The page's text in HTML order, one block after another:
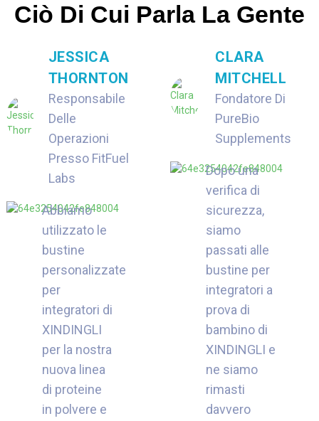
Ciò Di Cui Parla La Gente
JESSICA
THORNTON
Responsabile
Delle
Operazioni
Presso FitFuel
Labs
Abbiamo
utilizzato le
bustine
personalizzate
per
integratori di
XINDINGLI
per la nostra
nuova linea
di proteine ​​
in polvere e
CLARA
MITCHELL
Fondatore Di
PureBio
Supplements
Dopo una
verifica di
sicurezza,
siamo
passati alle
bustine per
integratori a
prova di
bambino di
XINDINGLI e
ne siamo
rimasti
davvero